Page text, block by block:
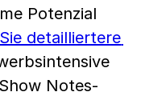
Potenzial
detailliertere
Notes-